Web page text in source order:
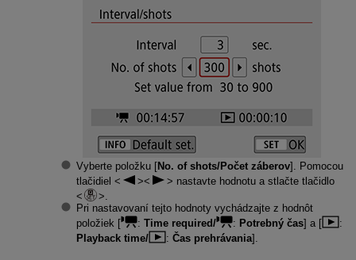
Vyberte položku [No. of shots/Počet záberov]. Pomocou
tlačidiel
nastavte hodnotu a stlačte tlačidlo
Pri nastavovaní tejto hodnoty vychádzajte z hodnôt
položiek [
: Time required/ : Potrebný čas] a [
:
Playback time/
: Čas prehrávania].